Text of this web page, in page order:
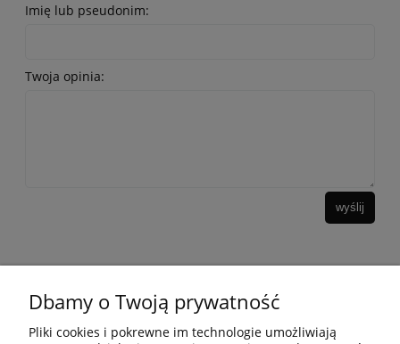
Imię lub pseudonim:
Twoja opinia:
wyślij
10 KROKÓW KOREAŃSKIEJ PIELĘGANCJI
Dbamy o Twoją prywatność
Pliki cookies i pokrewne im technologie umożliwiają